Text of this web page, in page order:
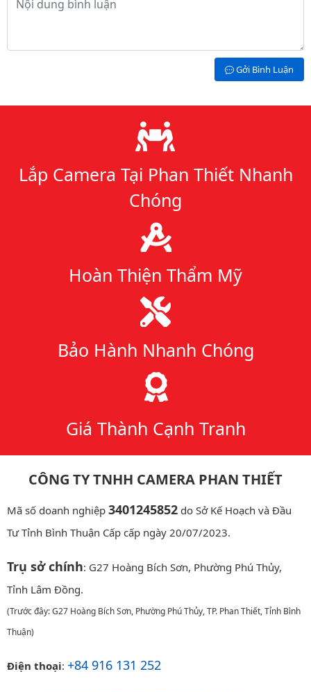
Gởi Bình Luận
Lý do chọn chúng tôi
Lắp Camera Tại Phan Thiết Nhanh
Chóng
Hoàn Thiện Thẩm Mỹ
Bảo Hành Nhanh Chóng
Giá Thành Cạnh Tranh
CÔNG TY TNHH CAMERA PHAN THIẾT
Mã số doanh nghiệp 3401245852 do Sở Kế Hoạch và Đầu
Tư Tỉnh Bình Thuận Cấp cấp ngày 20/07/2023.
Trụ sở chính: G27 Hoàng Bích Sơn, Phường Phú Thủy,
Tỉnh Lâm Đồng.
(Trước đây: G27 Hoàng Bích Sơn, Phường Phú Thủy, TP. Phan Thiết, Tỉnh Bình
Thuận)
Điện thoại: +84 916 131 252